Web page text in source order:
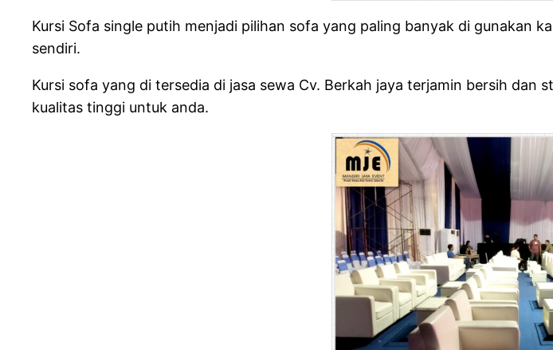
Kursi Sofa single putih menjadi pilihan sofa yang paling banyak di gunakan
sendiri.
Kursi sofa yang di tersedia di jasa sewa Cv. Berkah jaya terjamin bersih
kualitas tinggi untuk anda.